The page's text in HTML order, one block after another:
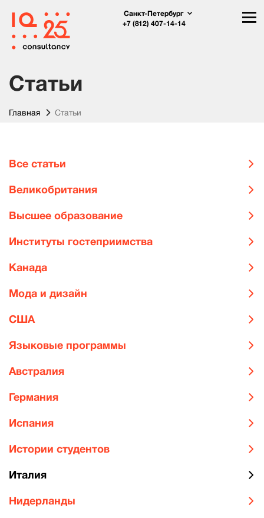
Санкт-Петербург
+7 (812) 407-14-14
Статьи
Главная Статьи
Все статьи
Великобритания
Высшее образование
Институты гостеприимства
Канада
Мода и дизайн
США
Языковые программы
Австралия
Германия
Испания
Истории студентов
Италия
Нидерланды